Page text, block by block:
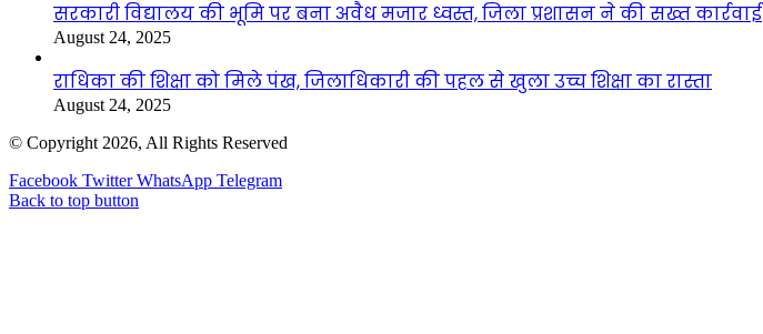
सरकारी विद्यालय की भूमि पर बना अवैध मजार ध्वस्त, जिला प्रशासन ने की सख्त कार्रवाई
August 24, 2025
राधिका की शिक्षा को मिले पंख, जिलाधिकारी की पहल से खुला उच्च शिक्षा का रास्ता
August 24, 2025
© Copyright 2026, All Rights Reserved
Facebook Twitter WhatsApp Telegram
Back to top button